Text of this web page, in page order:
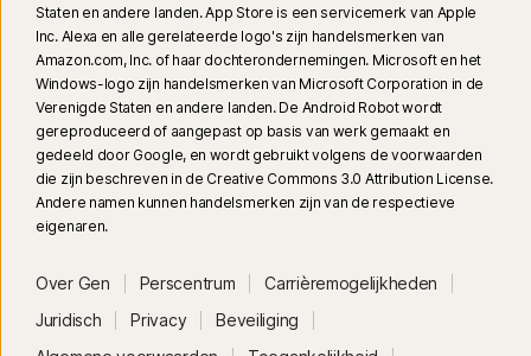
Staten en andere landen. App Store is een servicemerk van Apple
Inc. Alexa en alle gerelateerde logo's zijn handelsmerken van
Amazon.com, Inc. of haar dochterondernemingen. Microsoft en het
Windows-logo zijn handelsmerken van Microsoft Corporation in de
Verenigde Staten en andere landen. De Android Robot wordt
gereproduceerd of aangepast op basis van werk gemaakt en
gedeeld door Google, en wordt gebruikt volgens de voorwaarden
die zijn beschreven in de Creative Commons 3.0 Attribution License.
Andere namen kunnen handelsmerken zijn van de respectieve
eigenaren.
Over Gen Perscentrum
Carrièremogelijkheden
Juridisch
Privacy
Beveiliging